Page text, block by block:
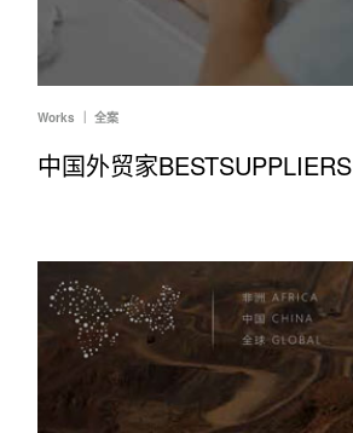
Works ｜ 全案
中国外贸家BESTSUPPLIERS